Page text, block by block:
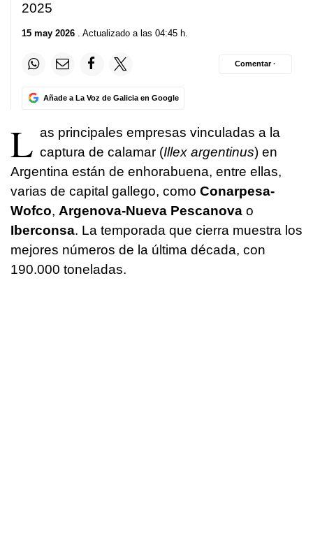
2025
15 may 2026 . Actualizado a las 04:45 h.
Añade a La Voz de Galicia en Google
Comentar ·
L as principales empresas vinculadas a la
captura de calamar (Illex argentinus) en
Argentina están de enhorabuena, entre ellas,
varias de capital gallego, como Conarpesa-
Wofco, Argenova-Nueva Pescanova o
Iberconsa. La temporada que cierra muestra los
mejores números de la última década, con
190.000 toneladas.